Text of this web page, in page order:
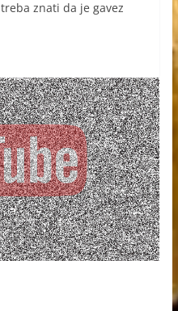
znati da je gavez